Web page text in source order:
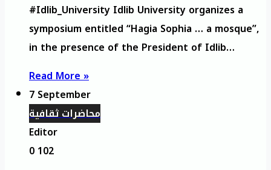
#Idlib_University Idlib University organizes a
symposium entitled “Hagia Sophia … a mosque”,
in the presence of the President of Idlib…
Read More »
7 September
محاضرات ثقافية
Editor
0102